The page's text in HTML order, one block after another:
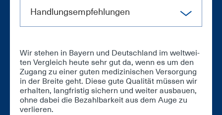
Hand­lungs­emp­feh­lun­gen
Wir ste­hen in Bay­ern und Deutsch­land im welt­wei­
ten Ver­gleich heu­te sehr gut da, wenn es um den
Zu­gang zu ei­ner gu­ten me­di­zi­ni­schen Ver­sor­gung
in der Brei­te geht. Die­se gu­te Qua­li­tät müs­sen wir
er­hal­ten, lang­fris­tig si­chern und wei­ter aus­bau­en,
oh­ne da­bei die Be­zahl­bar­keit aus dem Au­ge zu
ver­lie­ren.